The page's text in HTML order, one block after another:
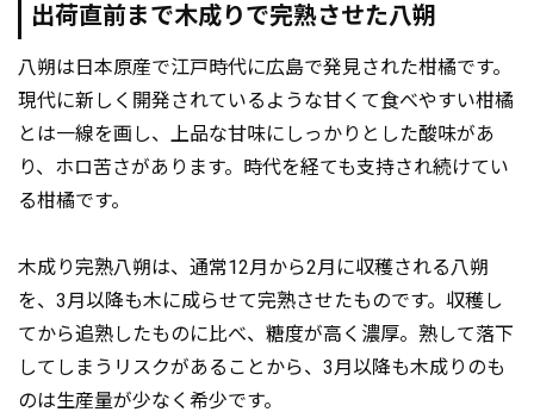
出荷直前まで木成りで完熟させた八朔
八朔は日本原産で江戸時代に広島で発見された柑橘です。
現代に新しく開発されているような甘くて食べやすい柑橘
とは一線を画し、上品な甘味にしっかりとした酸味があ
り、ホロ苦さがあります。時代を経ても支持され続けてい
る柑橘です。
木成り完熟八朔は、通常12月から2月に収穫される八朔
を、3月以降も木に成らせて完熟させたものです。収穫し
てから追熟したものに比べ、糖度が高く濃厚。熟して落下
してしまうリスクがあることから、3月以降も木成りのも
のは生産量が少なく希少です。